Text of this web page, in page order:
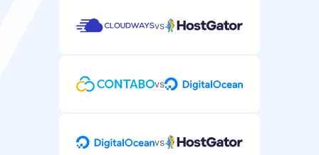
Supporto telefonico
vs
vs
vs